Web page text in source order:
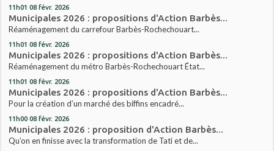
11h01 08 févr. 2026
Municipales 2026 : propositions d'Action Barbès...
Réaménagement du carrefour Barbès-Rochechouart...
11h01 08 févr. 2026
Municipales 2026 : propositions d'Action Barbès...
Réaménagement du métro Barbès-Rochechouart État...
11h01 08 févr. 2026
Municipales 2026 : propositions d'Action Barbès...
Pour la création d’un marché des biffins encadré...
11h00 08 févr. 2026
Municipales 2026 : proposition d'Action Barbès...
Qu’on en finisse avec la transformation de Tati et de...